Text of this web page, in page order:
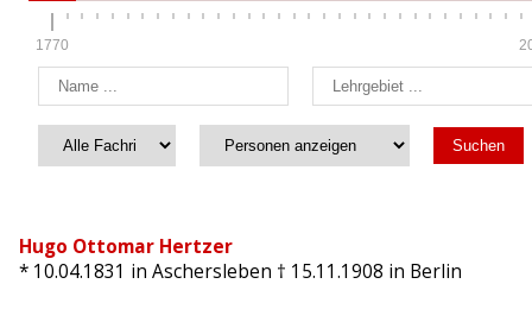
1770
Hugo Ottomar Hertzer
* 10.04.1831 in Aschersleben † 15.11.1908 in Berlin